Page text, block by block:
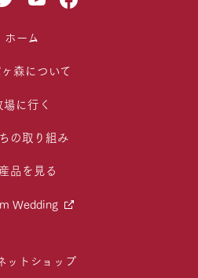
ホーム
森について
場に行く
の取り組み
品を見る
Wedding
ットショップ